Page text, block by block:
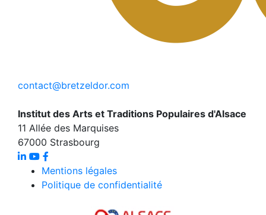
contact@bretzeldor.com
Institut des Arts et Traditions Populaires d'Alsace
11 Allée des Marquises
67000 Strasbourg
Mentions légales
Politique de confidentialité